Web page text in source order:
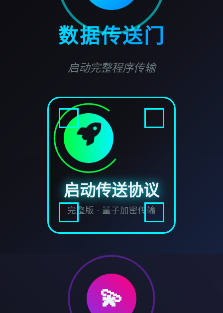
数据传送门
启动完整程序传输
启动传送协议
完整版 · 量子加密传输
💫